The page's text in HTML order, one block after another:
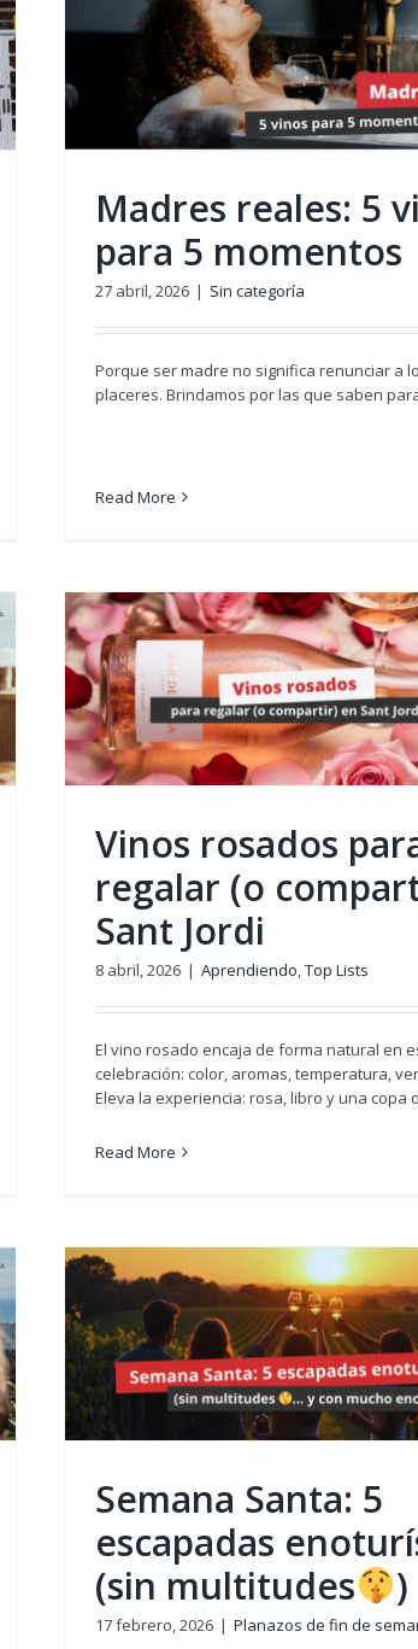
Madres reales: 5
para 5 momentos
27 abril, 2026 | Sin categoría
Porque ser madre no significa renunciar a
placeres. Brindamos por las que saben
Read More
Vinos rosados
regalar (o
Sant Jordi
8 abril, 2026 | Aprendiendo,Top Lists
El vino rosado encaja de forma natural en
celebración: color, aromas, temperatura,
Eleva la experiencia: rosa, libro y una copa
Read More
)
Semana Santa: 5
escapadas
(sin multitudes
)
17 febrero, 2026 | Planazos de fin de